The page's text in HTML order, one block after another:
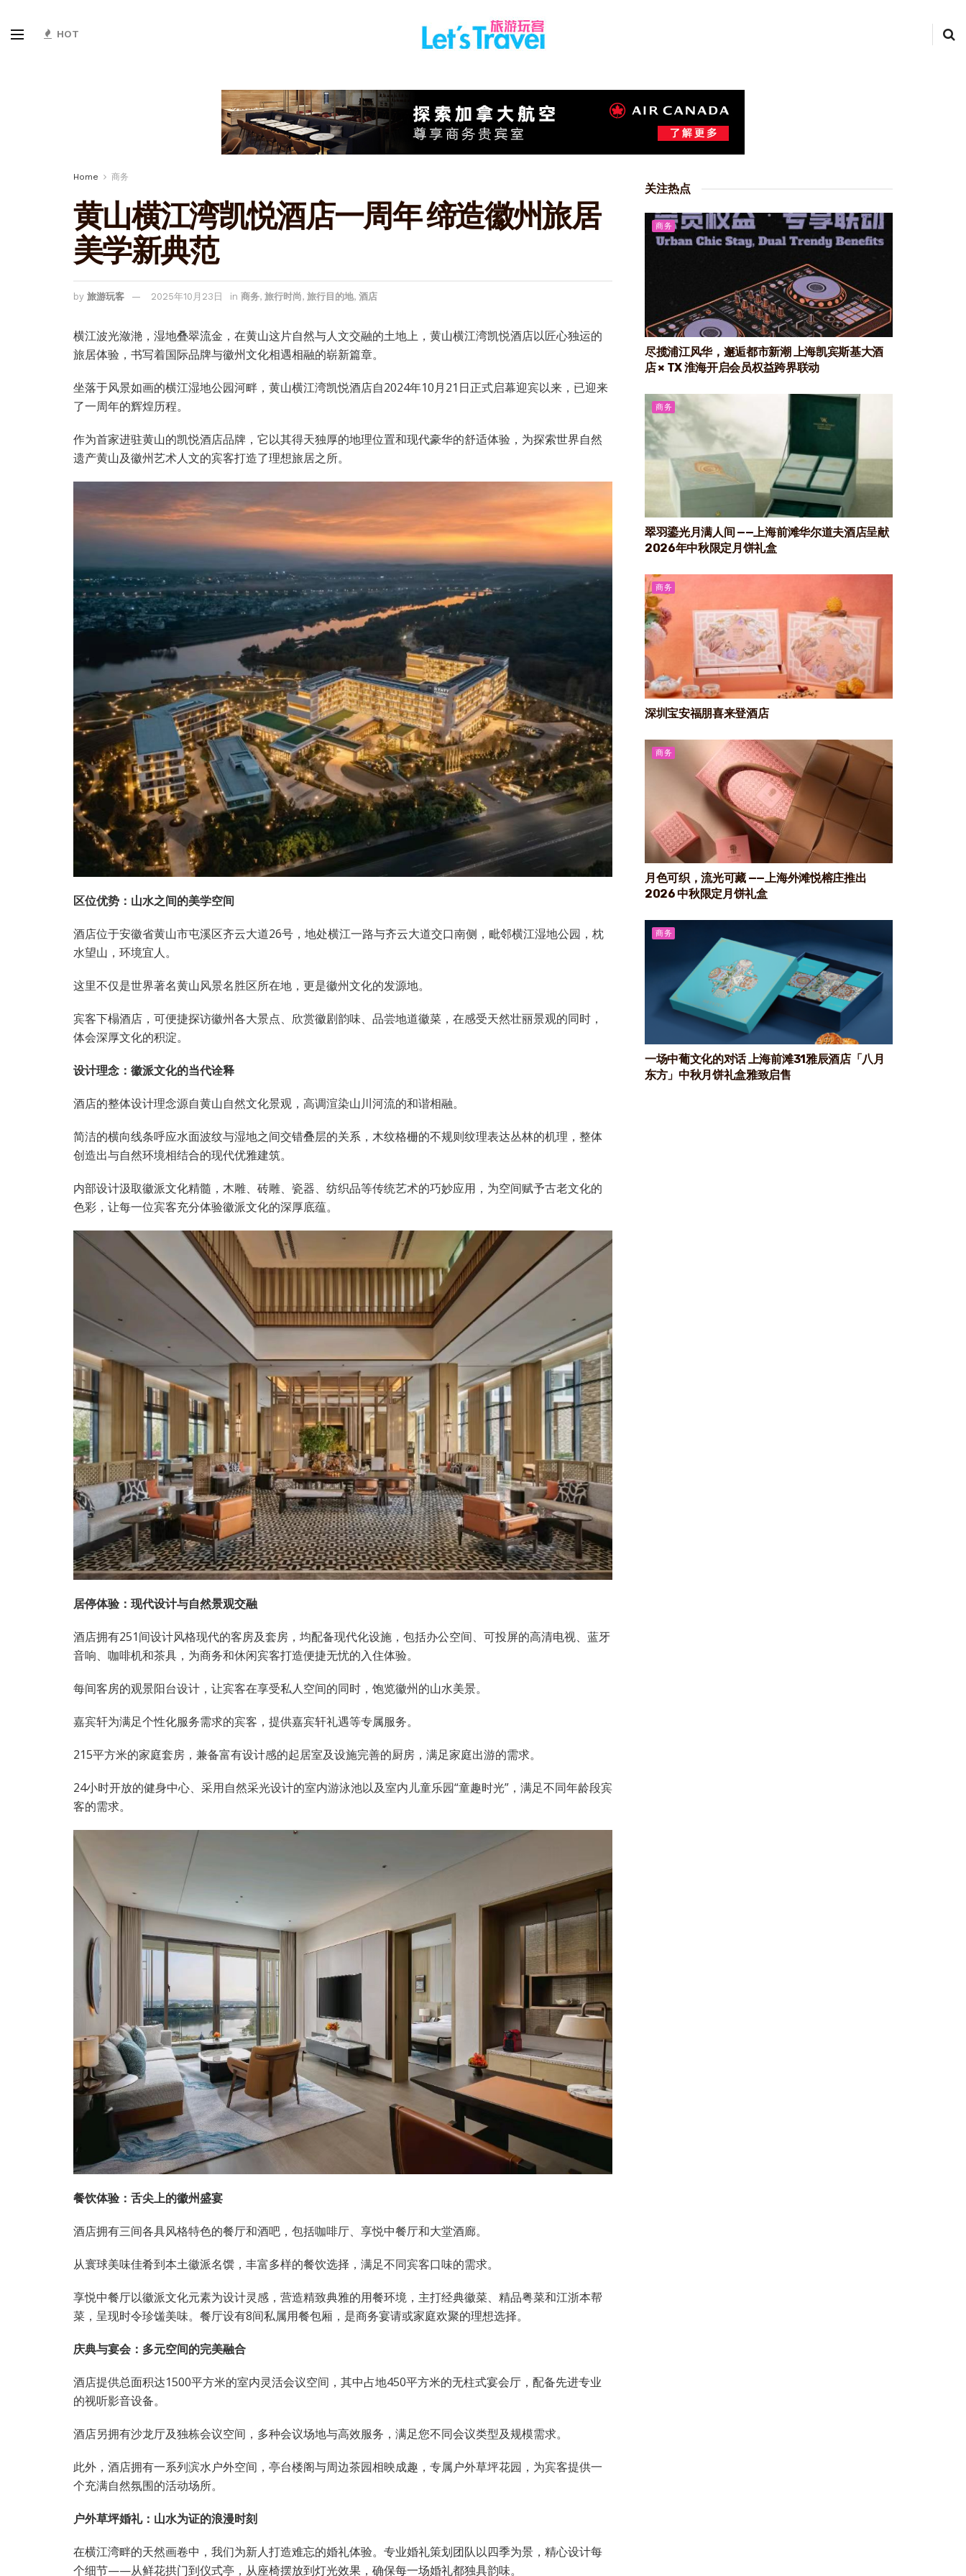
HOT
Home 商务
黄山横江湾凯悦酒店一周年 缔造徽州旅居
美学新典范
by 旅游玩客 2025年10月23日 in 商务, 旅行时尚, 旅行目的地, 酒店
横江波光潋滟，湿地叠翠流金，在黄山这片自然与人文交融的土地上，黄山横江湾凯悦酒店以匠心独运的
旅居体验，书写着国际品牌与徽州文化相遇相融的崭新篇章。
坐落于风景如画的横江湿地公园河畔，黄山横江湾凯悦酒店自2024年10月21日正式启幕迎宾以来，已迎来
了一周年的辉煌历程。
作为首家进驻黄山的凯悦酒店品牌，它以其得天独厚的地理位置和现代豪华的舒适体验，为探索世界自然
遗产黄山及徽州艺术人文的宾客打造了理想旅居之所。
区位优势：山水之间的美学空间
酒店位于安徽省黄山市屯溪区齐云大道26号，地处横江一路与齐云大道交口南侧，毗邻横江湿地公园，枕
水望山，环境宜人。
这里不仅是世界著名黄山风景名胜区所在地，更是徽州文化的发源地。
宾客下榻酒店，可便捷探访徽州各大景点、欣赏徽剧韵味、品尝地道徽菜，在感受天然壮丽景观的同时，
体会深厚文化的积淀。
设计理念：徽派文化的当代诠释
酒店的整体设计理念源自黄山自然文化景观，高调渲染山川河流的和谐相融。
简洁的横向线条呼应水面波纹与湿地之间交错叠层的关系，木纹格栅的不规则纹理表达丛林的机理，整体
创造出与自然环境相结合的现代优雅建筑。
内部设计汲取徽派文化精髓，木雕、砖雕、瓷器、纺织品等传统艺术的巧妙应用，为空间赋予古老文化的
色彩，让每一位宾客充分体验徽派文化的深厚底蕴。
居停体验：现代设计与自然景观交融
酒店拥有251间设计风格现代的客房及套房，均配备现代化设施，包括办公空间、可投屏的高清电视、蓝牙
音响、咖啡机和茶具，为商务和休闲宾客打造便捷无忧的入住体验。
每间客房的观景阳台设计，让宾客在享受私人空间的同时，饱览徽州的山水美景。
嘉宾轩为满足个性化服务需求的宾客，提供嘉宾轩礼遇等专属服务。
215平方米的家庭套房，兼备富有设计感的起居室及设施完善的厨房，满足家庭出游的需求。
24小时开放的健身中心、采用自然采光设计的室内游泳池以及室内儿童乐园“童趣时光”，满足不同年龄段宾
客的需求。
餐饮体验：舌尖上的徽州盛宴
酒店拥有三间各具风格特色的餐厅和酒吧，包括咖啡厅、享悦中餐厅和大堂酒廊。
从寰球美味佳肴到本土徽派名馔，丰富多样的餐饮选择，满足不同宾客口味的需求。
享悦中餐厅以徽派文化元素为设计灵感，营造精致典雅的用餐环境，主打经典徽菜、精品粤菜和江浙本帮
菜，呈现时令珍馐美味。餐厅设有8间私属用餐包厢，是商务宴请或家庭欢聚的理想选择。
庆典与宴会：多元空间的完美融合
酒店提供总面积达1500平方米的室内灵活会议空间，其中占地450平方米的无柱式宴会厅，配备先进专业
的视听影音设备。
酒店另拥有沙龙厅及独栋会议空间，多种会议场地与高效服务，满足您不同会议类型及规模需求。
此外，酒店拥有一系列滨水户外空间，亭台楼阁与周边茶园相映成趣，专属户外草坪花园，为宾客提供一
个充满自然氛围的活动场所。
户外草坪婚礼：山水为证的浪漫时刻
在横江湾畔的天然画卷中，我们为新人打造难忘的婚礼体验。专业婚礼策划团队以四季为景，精心设计每
个细节——从鲜花拱门到仪式亭，从座椅摆放到灯光效果，确保每一场婚礼都独具韵味。
关注热点
商务
尽揽浦江风华，邂逅都市新潮 上海凯宾斯基大酒
店 × TX 淮海开启会员权益跨界联动
商务
翠羽鎏光月满人间 ——上海前滩华尔道夫酒店呈献
2026年中秋限定月饼礼盒
商务
深圳宝安福朋喜来登酒店
商务
月色可织，流光可藏 ——上海外滩悦榕庄推出
2026 中秋限定月饼礼盒
商务
一场中葡文化的对话 上海前滩31雅辰酒店「八月
东方」中秋月饼礼盒雅致启售